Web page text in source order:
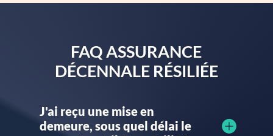
FAQ ASSURANCE
DÉCENNALE RÉSILIÉE
J'ai reçu une mise en
demeure, sous quel délai le